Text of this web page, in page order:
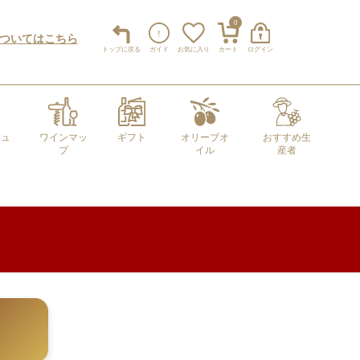
いてはこちら
トップに戻る ガイド お気に入り
0
カート ログイン
ワインマッ
プ
ギフト
オリーブオ
イル
おすすめ生
産者